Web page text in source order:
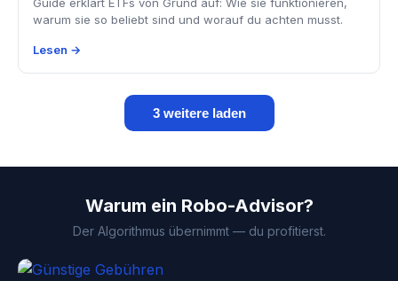
warum sie so beliebt sind und worauf du achten musst.
Lesen →
3 weitere laden
Warum ein Robo-Advisor?
Der Algorithmus übernimmt — du profitierst.